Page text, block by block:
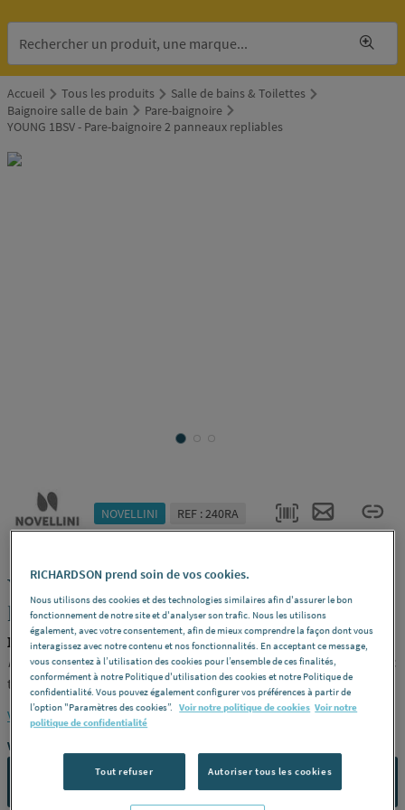
Accueil Tous les produits
Salle de bains & Toilettes
Baignoire salle de bain
Pare-baignoire
YOUNG 1BSV - Pare-baignoire 2 panneaux repliables
NOVELLINI REF : 240RA
YOUNG 1BSV - Pare-baignoire 2
panneaux repliables
NOVELLINI Y21BSV120D-1H
ModèleVersion droite ; Réversible ; Verre transparent 6 mm avec
traitement déperlant Crystal Clear -DimensionsL 120 x H 150 cm
FinitionNoir -RéférenceY21BSV120D-1H
Voir la description complète
Vous avez un projet ?
CONTACTEZ-NOUS
RICHARDSON prend soin de vos cookies.
Nous utilisons des cookies et des technologies similaires afin d'assurer le bon
fonctionnement de notre site et d'analyser son trafic. Nous les utilisons
également, avec votre consentement, afin de mieux comprendre la façon dont vous
interagissez avec notre contenu et nos fonctionnalités. En acceptant ce message,
vous consentez à l’utilisation des cookies pour l’ensemble de ces finalités,
conformément à notre Politique d'utilisation des cookies et notre Politique de
confidentialité. Vous pouvez également configurer vos préférences à partir de
l’option "Paramètres des cookies”. Voir notre politique de cookies Voir notre
politique de confidentialité
Tout refuser Autoriser tous les cookies